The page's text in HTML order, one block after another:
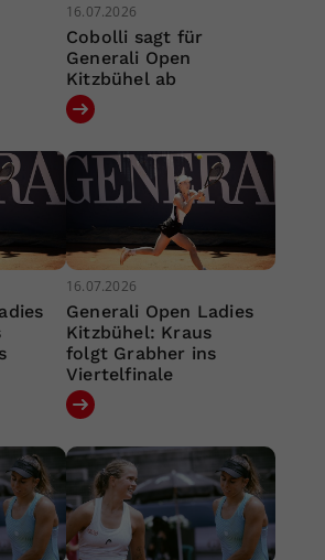
16.07.2026
Cobolli sagt für
Generali Open
Kitzbühel ab
16.07.2026
Generali Open Ladies
Kitzbühel: Kraus
folgt Grabher ins
Viertelfinale